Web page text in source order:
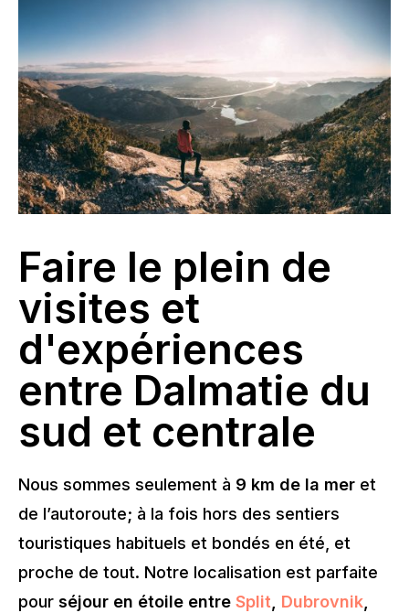
Faire le plein de
visites et
d'expériences
entre Dalmatie du
sud et centrale
Nous sommes seulement à 9 km de la mer et
de l’autoroute; à la fois hors des sentiers
touristiques habituels et bondés en été, et
proche de tout. Notre localisation est parfaite
pour séjour en étoile entre Split, Dubrovnik,